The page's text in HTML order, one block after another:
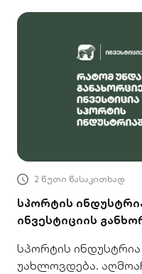
2 წუთი წასაკითხად
სპორტის
ინვესტიციის
სპორტის
უახლოვდება.